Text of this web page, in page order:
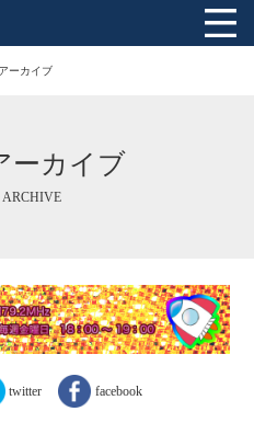
ーカイブ
ーカイブ
twitter facebook